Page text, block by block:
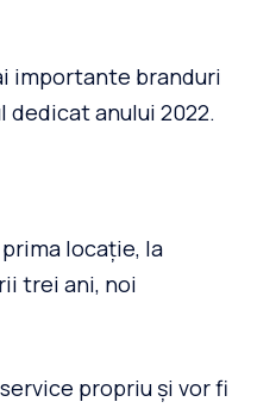
importante branduri
dedicat anului 2022.
locație, la
trei ani, noi
propriu și vor fi